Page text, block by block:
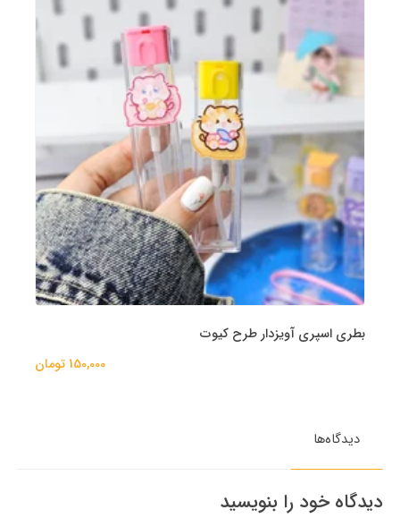
بطری اسپری آویزدار طرح کیوت
150,000 تومان
دیدگاه‌ها
دیدگاه خود را بنویسید